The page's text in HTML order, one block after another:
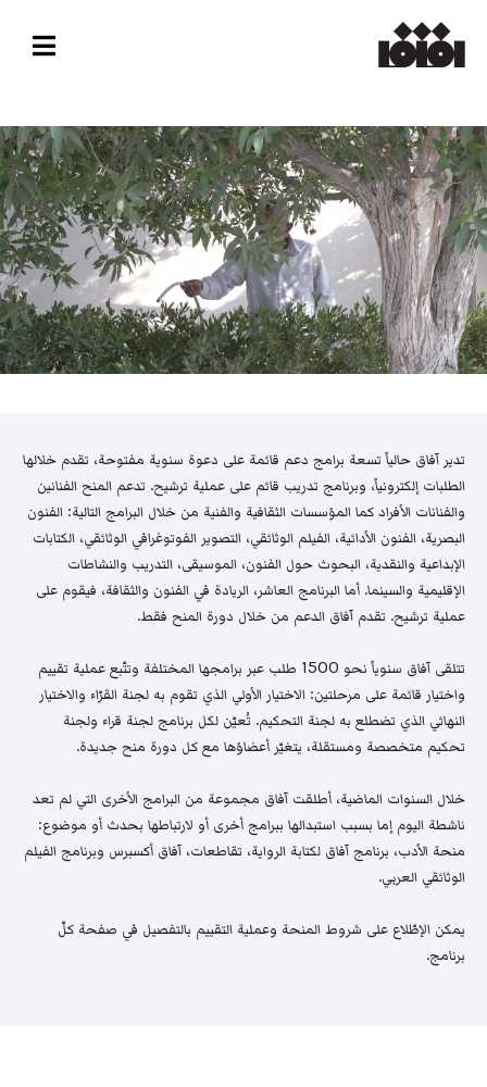
تدير آفاق حالياً تسعة برامج دعم قائمة على دعوة سنوية مفتوحة، تقدم خلالها
الطلبات إلكترونياً، وبرنامج تدريب قائم على عملية ترشيح. تدعم المنح الفنانين
والفنانات الأفراد كما المؤسسات الثقافية والفنية من خلال البرامج التالية: الفنون
البصرية، الفنون الأدائية، الفيلم الوثائقي، التصوير الفوتوغرافي الوثائقي، الكتابات
الإبداعية والنقدية، البحوث حول الفنون، الموسيقى، التدريب والنشاطات
الإقليمية والسينما. أما البرنامج العاشر، الريادة في الفنون والثقافة، فيقوم على
عملية ترشيح. تقدم آفاق الدعم من خلال دورة المنح فقط.
تتلقى آفاق سنوياً نحو 1500 طلب عبر برامجها المختلفة وتتّبع عملية تقييم
واختيار قائمة على مرحلتين: الاختيار الأولي الذي تقوم به لجنة القرّاء والاختيار
النهائي الذي تضطلع به لجنة التحكيم. تُعيّن لكل برنامج لجنة قراء ولجنة
تحكيم متخصصة ومستقلة، يتغيّر أعضاؤها مع كل دورة منح جديدة.
خلال السنوات الماضية، أطلقت آفاق مجموعة من البرامج الأخرى التي لم تعد
ناشطة اليوم إما بسبب استبدالها ببرامج أخرى أو لارتباطها بحدث أو موضوع:
منحة الأدب، برنامج آفاق لكتابة الرواية، تقاطعات، آفاق أكسبرس وبرنامج الفيلم
الوثائقي العربي.
يمكن الإطّلاع على شروط المنحة وعملية التقييم بالتفصيل في صفحة كلّ
برنامج.